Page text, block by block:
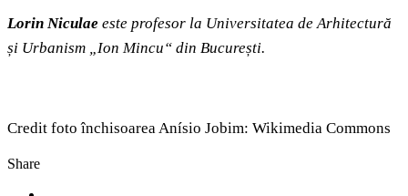
Lorin Niculae este profesor la Universitatea de Arhitectură
și Urbanism „Ion Mincu“ din București.
Credit foto închisoarea Anísio Jobim: Wikimedia Commons
Share